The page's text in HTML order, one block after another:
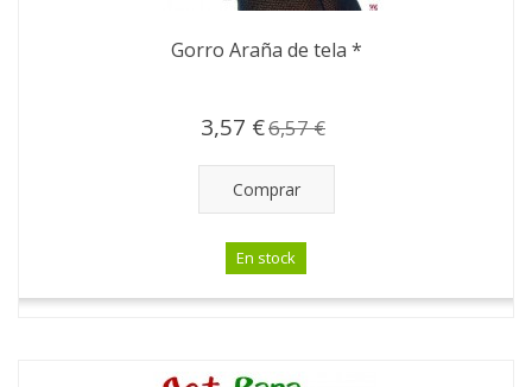
Gorro Araña de tela *
3,57 €6,57 €
Comprar
En stock